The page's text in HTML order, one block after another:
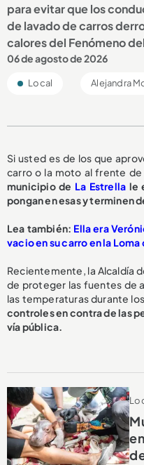
para evitar que los
de lavado de carros
calores del Fenómeno
06 de agosto de 2026
Local Alejandra
Si usted es de los que
carro o la moto al frente
municipio de La Estrella le
pongan en esas y terminen
Lea también: Ella era
vacio en su carro en la Loma
Recientemente, la Alcaldía
de proteger las fuentes de
las temperaturas durante
controles en contra de las
vía pública.